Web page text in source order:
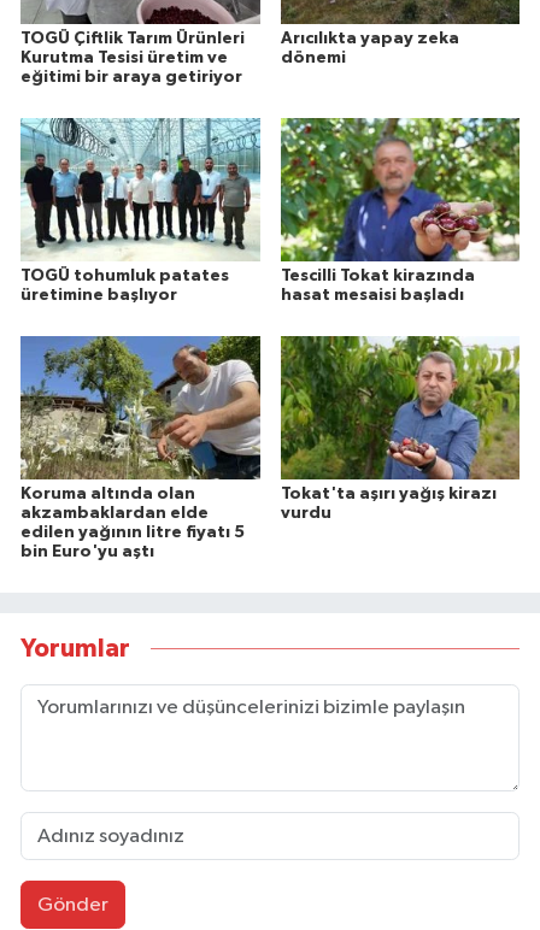
TOGÜ Çiftlik Tarım Ürünleri
Kurutma Tesisi üretim ve
eğitimi bir araya getiriyor
Arıcılıkta yapay zeka
dönemi
TOGÜ tohumluk patates
üretimine başlıyor
Tescilli Tokat kirazında
hasat mesaisi başladı
Koruma altında olan
akzambaklardan elde
edilen yağının litre fiyatı 5
bin Euro'yu aştı
Tokat'ta aşırı yağış kirazı
vurdu
Yorumlar
Gönder